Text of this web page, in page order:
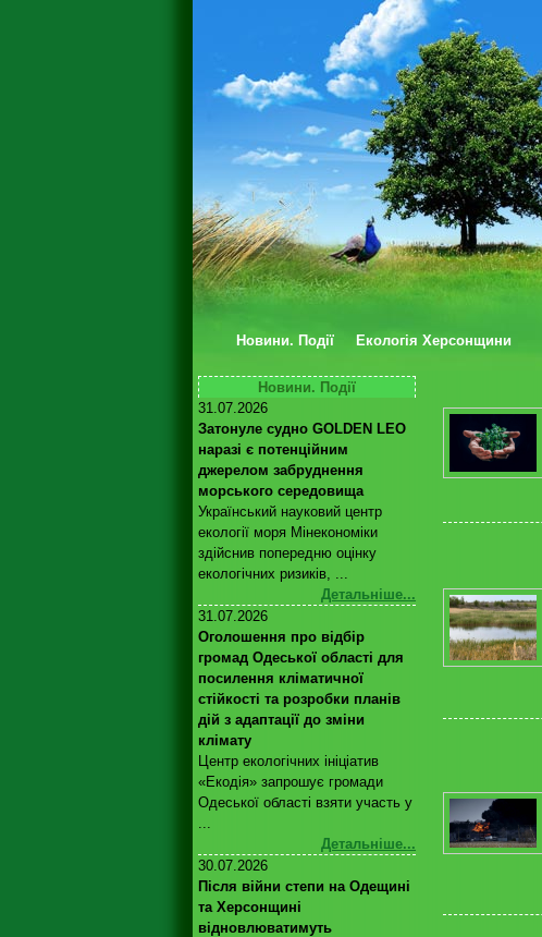
Новини. Події Екологія Херсонщини
Новини. Події
31.07.2026
Затонуле судно GOLDEN LEO
наразі є потенційним
джерелом забруднення
морського середовища
Український науковий центр
екології моря Мінекономіки
здійснив попередню оцінку
екологічних ризиків, ...
Детальніше...
31.07.2026
Оголошення про відбір
громад Одеської області для
посилення кліматичної
стійкості та розробки планів
дій з адаптації до зміни
клімату
Центр екологічних ініціатив
«Екодія» запрошує громади
Одеської області взяти участь у
...
Детальніше...
30.07.2026
Після війни степи на Одещині
та Херсонщині
відновлюватимуть